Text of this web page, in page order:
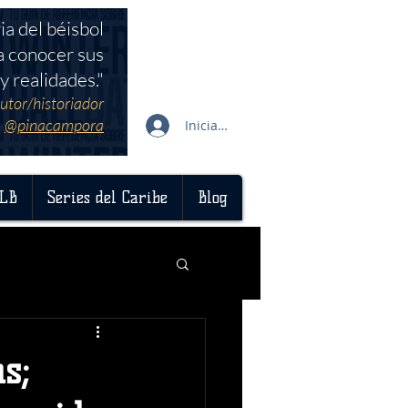
Iniciar sesión
Series del Caribe Blog
del béisbol
conocer sus
realidades."
historiador
@pinacampora